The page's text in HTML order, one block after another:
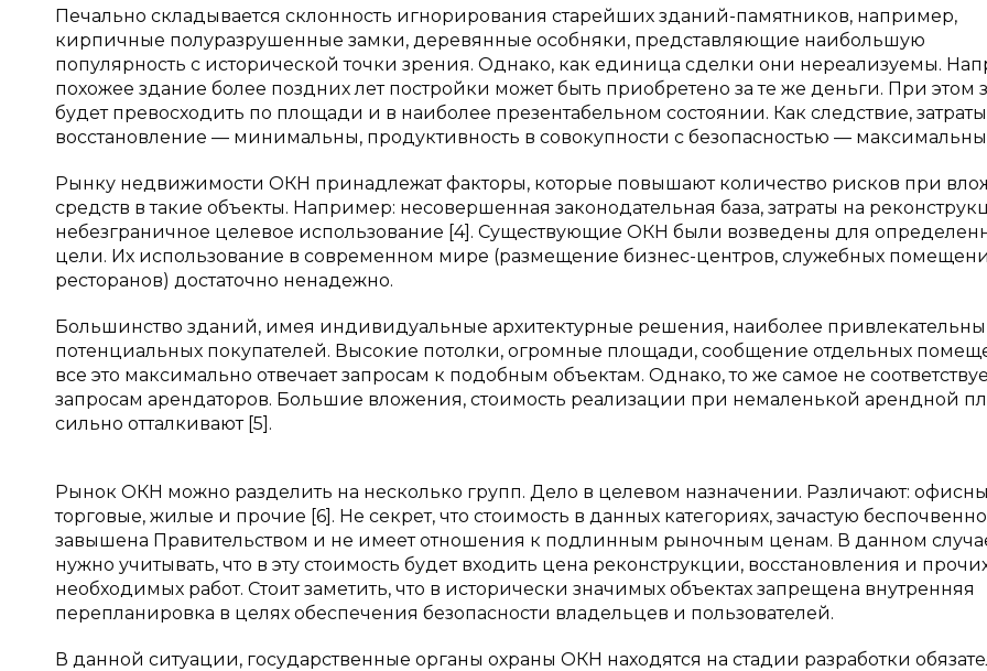
Печально складывается склонность игнорирования старейших зданий-памятников, например,
кирпичные полуразрушенные замки, деревянные особняки, представляющие наибольшую
популярность с исторической точки зрения. Однако, как единица сделки они нереализуемы.
похожее здание более поздних лет постройки может быть приобретено за те же деньги. При этом
будет превосходить по площади и в наиболее презентабельном состоянии. Как следствие,
восстановление — минимальны, продуктивность в совокупности с безопасностью — максимальны
Рынку недвижимости ОКН принадлежат факторы, которые повышают количество рисков при
средств в такие объекты. Например: несовершенная законодательная база, затраты на
небезграничное целевое использование [4]. Существующие ОКН были возведены для
цели. Их использование в современном мире (размещение бизнес-центров, служебных
ресторанов) достаточно ненадежно.
Большинство зданий, имея индивидуальные архитектурные решения, наиболее
потенциальных покупателей. Высокие потолки, огромные площади, сообщение отдельных
все это максимально отвечает запросам к подобным объектам. Однако, то же самое не
запросам арендаторов. Большие вложения, стоимость реализации при немаленькой арендной
сильно отталкивают [5].
Рынок ОКН можно разделить на несколько групп. Дело в целевом назначении. Различают:
торговые, жилые и прочие [6]. Не секрет, что стоимость в данных категориях, зачастую беспочвенно
завышена Правительством и не имеет отношения к подлинным рыночным ценам. В данном
нужно учитывать, что в эту стоимость будет входить цена реконструкции, восстановления и
необходимых работ. Стоит заметить, что в исторически значимых объектах запрещена внутренняя
перепланировка в целях обеспечения безопасности владельцев и пользователей.
В данной ситуации, государственные органы охраны ОКН находятся на стадии разработки